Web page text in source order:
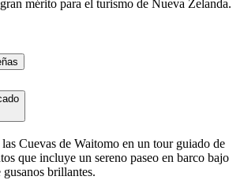
mérito para el turismo de Nueva Zelanda.
Cuevas de Waitomo en un tour guiado de
que incluye un sereno paseo en barco bajo
gusanos brillantes.